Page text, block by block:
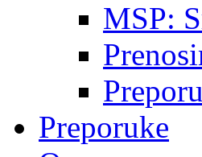
MSP:
Preporuke